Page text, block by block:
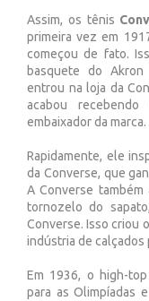
Assim, os tênis
primeira vez em
começou de fato.
basquete do Akron
entrou na loja da
acabou
embaixador da marca.
Rapidamente, ele
da Converse, que
A Converse
tornozelo do
Converse. Isso criou
indústria de calçados
Em 1936, o high-
para as Olimpíadas